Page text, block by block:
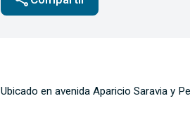
Ubicado en avenida Aparicio Saravia y